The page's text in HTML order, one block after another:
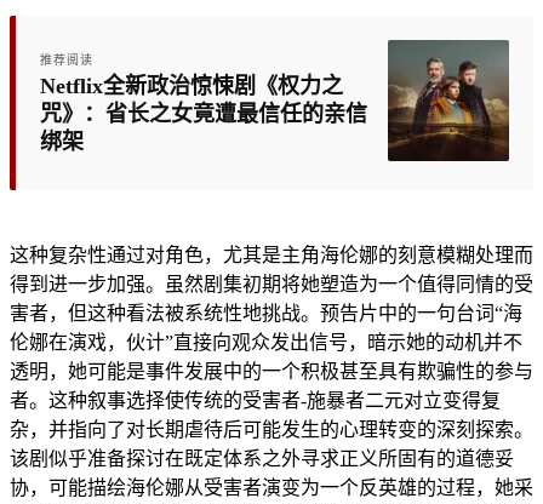
推荐阅读
Netflix全新政治惊悚剧《权力之
咒》：省长之女竟遭最信任的亲信
绑架
这种复杂性通过对角色，尤其是主角海伦娜的刻意模糊处理而
得到进一步加强。虽然剧集初期将她塑造为一个值得同情的受
害者，但这种看法被系统性地挑战。预告片中的一句台词“海
伦娜在演戏，伙计”直接向观众发出信号，暗示她的动机并不
透明，她可能是事件发展中的一个积极甚至具有欺骗性的参与
者。这种叙事选择使传统的受害者-施暴者二元对立变得复
杂，并指向了对长期虐待后可能发生的心理转变的深刻探索。
该剧似乎准备探讨在既定体系之外寻求正义所固有的道德妥
协，可能描绘海伦娜从受害者演变为一个反英雄的过程，她采